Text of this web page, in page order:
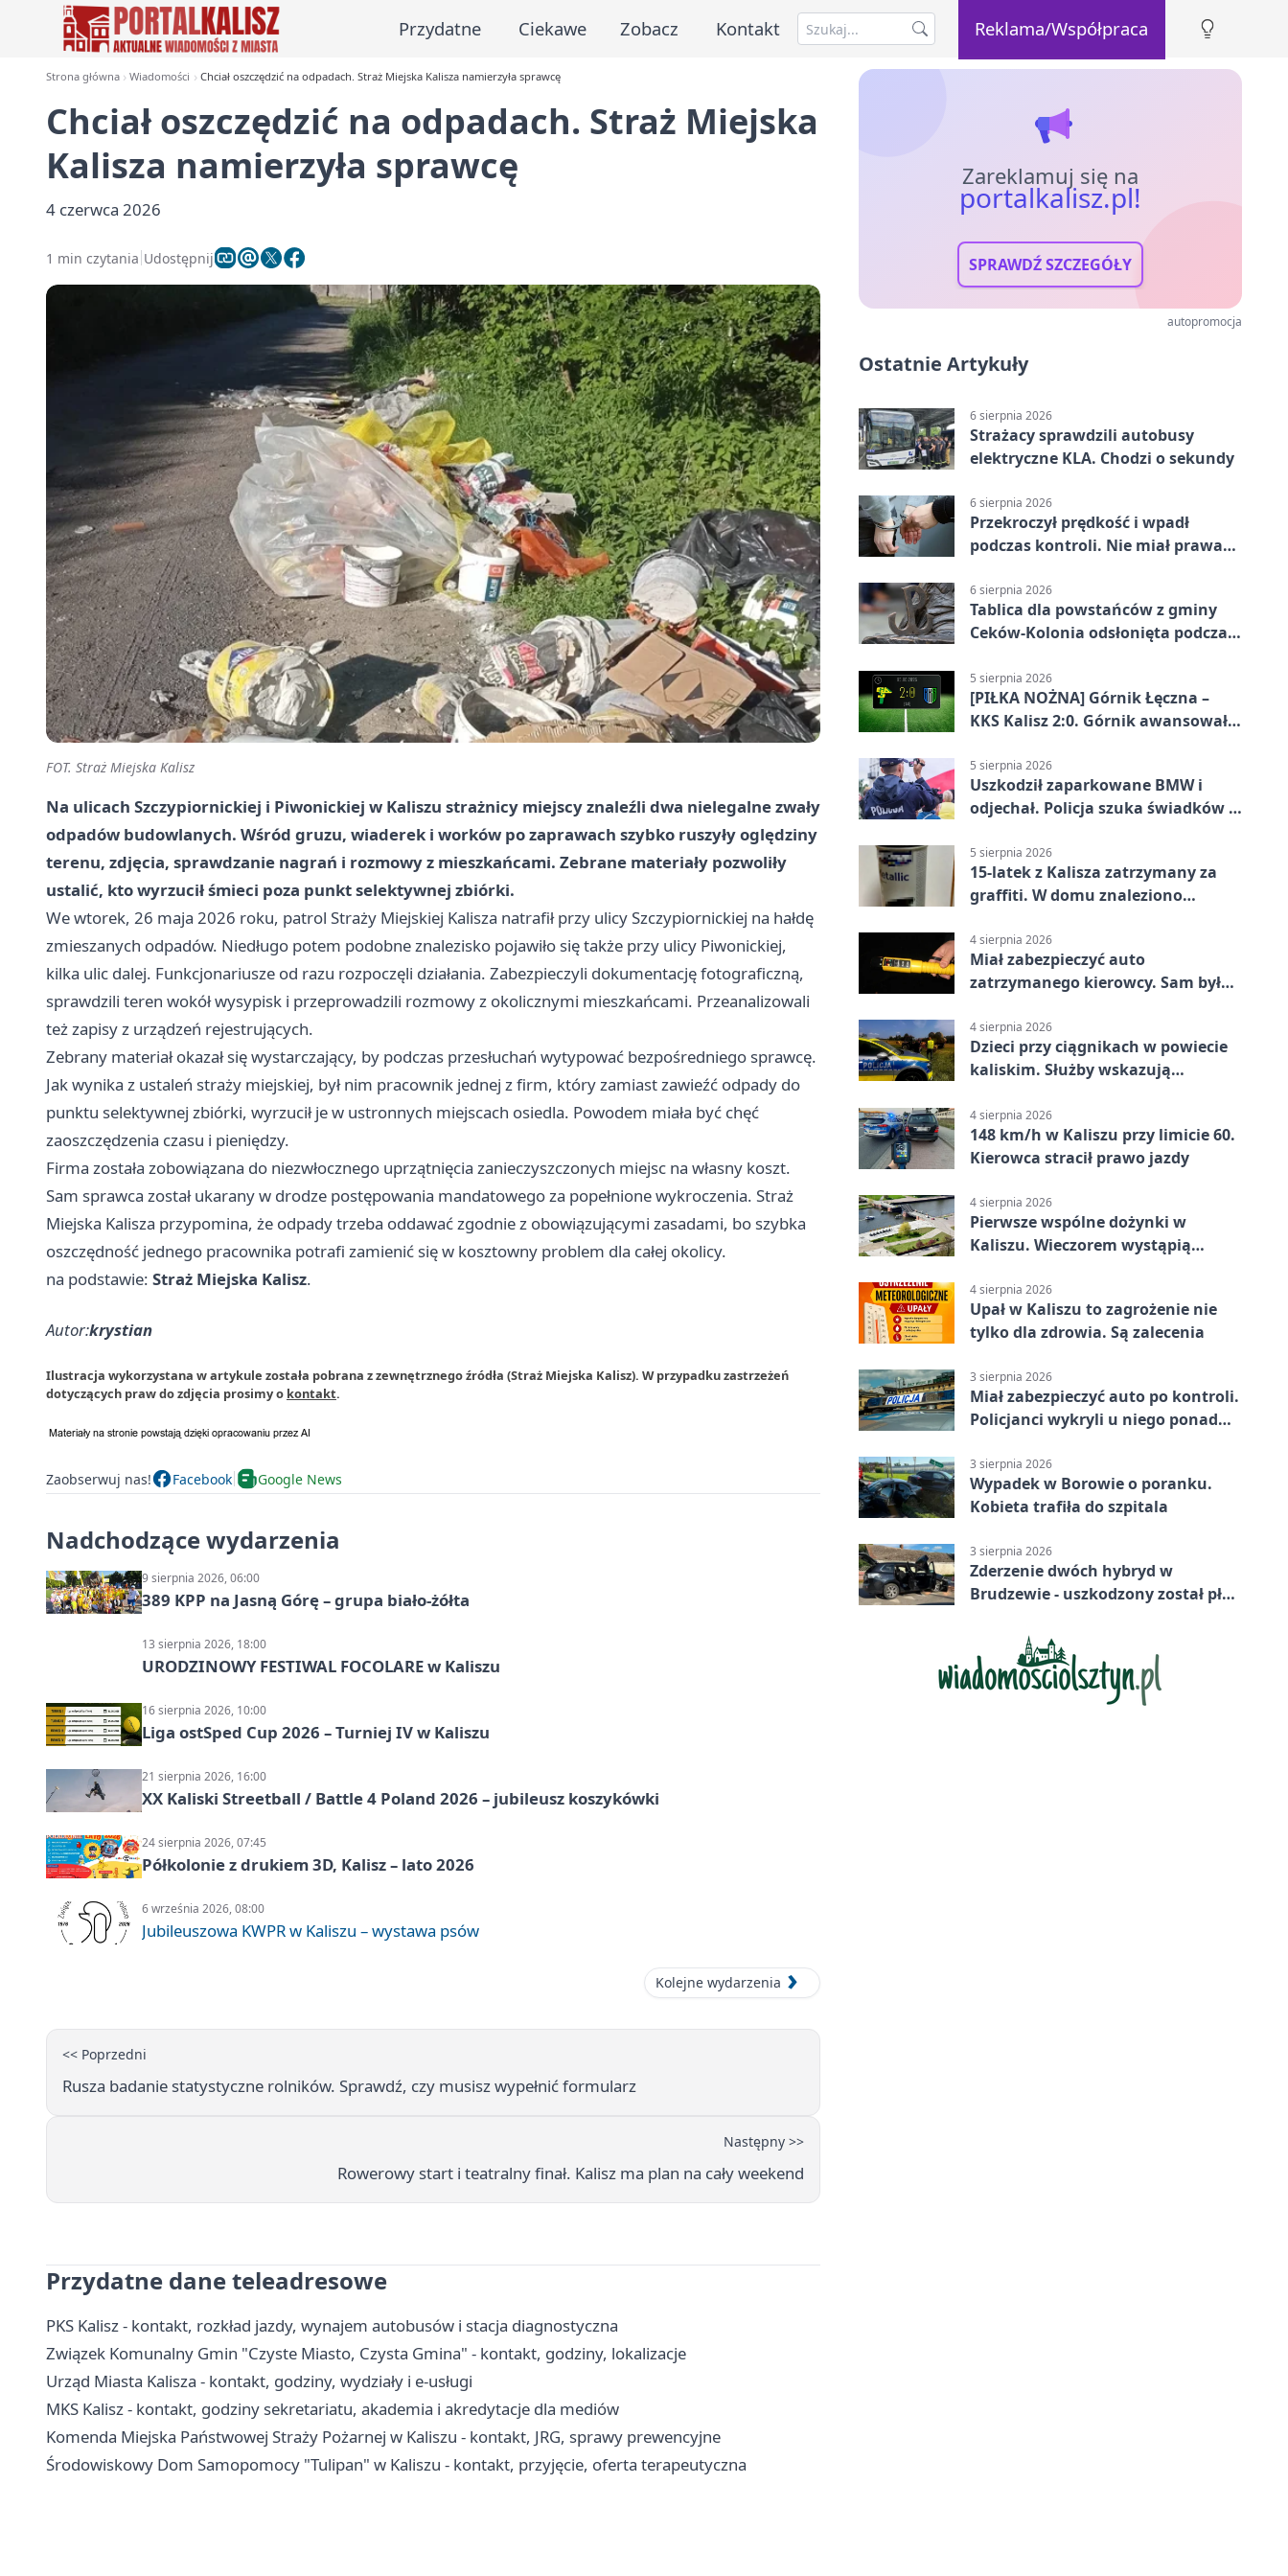
Przydatne Ciekawe Zobacz Kontakt Reklama/Współpraca
Strona główna Wiadomości Chciał oszczędzić na odpadach. Straż Miejska Kalisza namierzyła sprawcę
Chciał oszczędzić na odpadach. Straż Miejska
Kalisza namierzyła sprawcę
4 czerwca 2026
1 min czytania Udostępnij
FOT. Straż Miejska Kalisz
Na ulicach Szczypiornickiej i Piwonickiej w Kaliszu strażnicy miejscy znaleźli dwa nielegalne zwały
odpadów budowlanych. Wśród gruzu, wiaderek i worków po zaprawach szybko ruszyły oględziny
terenu, zdjęcia, sprawdzanie nagrań i rozmowy z mieszkańcami. Zebrane materiały pozwoliły
ustalić, kto wyrzucił śmieci poza punkt selektywnej zbiórki.
We wtorek, 26 maja 2026 roku, patrol Straży Miejskiej Kalisza natrafił przy ulicy Szczypiornickiej na hałdę
zmieszanych odpadów. Niedługo potem podobne znalezisko pojawiło się także przy ulicy Piwonickiej,
kilka ulic dalej. Funkcjonariusze od razu rozpoczęli działania. Zabezpieczyli dokumentację fotograficzną,
sprawdzili teren wokół wysypisk i przeprowadzili rozmowy z okolicznymi mieszkańcami. Przeanalizowali
też zapisy z urządzeń rejestrujących.
Zebrany materiał okazał się wystarczający, by podczas przesłuchań wytypować bezpośredniego sprawcę.
Jak wynika z ustaleń straży miejskiej, był nim pracownik jednej z firm, który zamiast zawieźć odpady do
punktu selektywnej zbiórki, wyrzucił je w ustronnych miejscach osiedla. Powodem miała być chęć
zaoszczędzenia czasu i pieniędzy.
Firma została zobowiązana do niezwłocznego uprzątnięcia zanieczyszczonych miejsc na własny koszt.
Sam sprawca został ukarany w drodze postępowania mandatowego za popełnione wykroczenia. Straż
Miejska Kalisza przypomina, że odpady trzeba oddawać zgodnie z obowiązującymi zasadami, bo szybka
oszczędność jednego pracownika potrafi zamienić się w kosztowny problem dla całej okolicy.
na podstawie: Straż Miejska Kalisz.
Autor:krystian
Ilustracja wykorzystana w artykule została pobrana z zewnętrznego źródła (Straż Miejska Kalisz). W przypadku zastrzeżeń
dotyczących praw do zdjęcia prosimy o kontakt.
Zaobserwuj nas! Facebook Google News
Nadchodzące wydarzenia
9 sierpnia 2026, 06:00
389 KPP na Jasną Górę – grupa biało-żółta
13 sierpnia 2026, 18:00
URODZINOWY FESTIWAL FOCOLARE w Kaliszu
16 sierpnia 2026, 10:00
Liga ostSped Cup 2026 – Turniej IV w Kaliszu
21 sierpnia 2026, 16:00
XX Kaliski Streetball / Battle 4 Poland 2026 – jubileusz koszykówki
24 sierpnia 2026, 07:45
Półkolonie z drukiem 3D, Kalisz – lato 2026
6 września 2026, 08:00
Jubileuszowa KWPR w Kaliszu – wystawa psów
Kolejne wydarzenia
<< Poprzedni
Rusza badanie statystyczne rolników. Sprawdź, czy musisz wypełnić formularz
Następny >>
Rowerowy start i teatralny finał. Kalisz ma plan na cały weekend
Przydatne dane teleadresowe
PKS Kalisz - kontakt, rozkład jazdy, wynajem autobusów i stacja diagnostyczna
Związek Komunalny Gmin "Czyste Miasto, Czysta Gmina" - kontakt, godziny, lokalizacje
Urząd Miasta Kalisza - kontakt, godziny, wydziały i e-usługi
MKS Kalisz - kontakt, godziny sekretariatu, akademia i akredytacje dla mediów
Komenda Miejska Państwowej Straży Pożarnej w Kaliszu - kontakt, JRG, sprawy prewencyjne
Środowiskowy Dom Samopomocy "Tulipan" w Kaliszu - kontakt, przyjęcie, oferta terapeutyczna
Zareklamuj się na
portalkalisz.pl!
SPRAWDŹ SZCZEGÓŁY
autopromocja
Ostatnie Artykuły
6 sierpnia 2026
Strażacy sprawdzili autobusy
elektryczne KLA. Chodzi o sekundy
6 sierpnia 2026
Przekroczył prędkość i wpadł
podczas kontroli. Nie miał prawa
6 sierpnia 2026
Tablica dla powstańców z gminy
Ceków-Kolonia odsłonięta podczas
5 sierpnia 2026
[PIŁKA NOŻNA] Górnik Łęczna –
KKS Kalisz 2:0. Górnik awansował
5 sierpnia 2026
Uszkodził zaparkowane BMW i
odjechał. Policja szuka świadków w
5 sierpnia 2026
15-latek z Kalisza zatrzymany za
graffiti. W domu znaleziono
4 sierpnia 2026
Miał zabezpieczyć auto
zatrzymanego kierowcy. Sam był
4 sierpnia 2026
Dzieci przy ciągnikach w powiecie
kaliskim. Służby wskazują
4 sierpnia 2026
148 km/h w Kaliszu przy limicie 60.
Kierowca stracił prawo jazdy
4 sierpnia 2026
Pierwsze wspólne dożynki w
Kaliszu. Wieczorem wystąpią
4 sierpnia 2026
Upał w Kaliszu to zagrożenie nie
tylko dla zdrowia. Są zalecenia
3 sierpnia 2026
Miał zabezpieczyć auto po kontroli.
Policjanci wykryli u niego ponad
3 sierpnia 2026
Wypadek w Borowie o poranku.
Kobieta trafiła do szpitala
3 sierpnia 2026
Zderzenie dwóch hybryd w
Brudzewie - uszkodzony został płot